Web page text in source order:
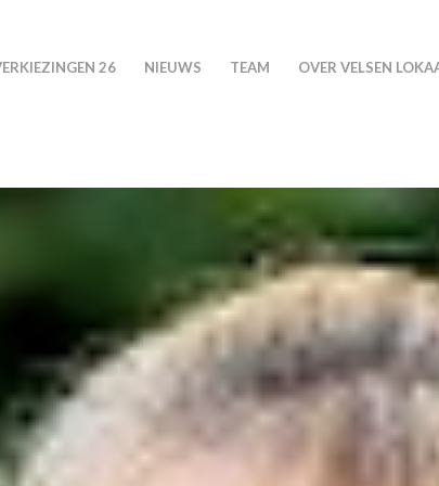
26 NIEUWS TEAM OVER VELSEN